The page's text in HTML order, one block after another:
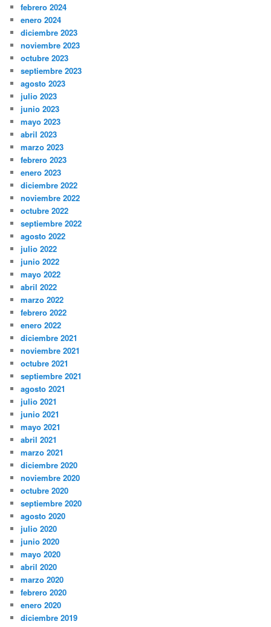
febrero 2024
enero 2024
diciembre 2023
noviembre 2023
octubre 2023
septiembre 2023
agosto 2023
julio 2023
junio 2023
mayo 2023
abril 2023
marzo 2023
febrero 2023
enero 2023
diciembre 2022
noviembre 2022
octubre 2022
septiembre 2022
agosto 2022
julio 2022
junio 2022
mayo 2022
abril 2022
marzo 2022
febrero 2022
enero 2022
diciembre 2021
noviembre 2021
octubre 2021
septiembre 2021
agosto 2021
julio 2021
junio 2021
mayo 2021
abril 2021
marzo 2021
diciembre 2020
noviembre 2020
octubre 2020
septiembre 2020
agosto 2020
julio 2020
junio 2020
mayo 2020
abril 2020
marzo 2020
febrero 2020
enero 2020
diciembre 2019